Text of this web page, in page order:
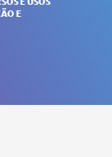
E USOS
E